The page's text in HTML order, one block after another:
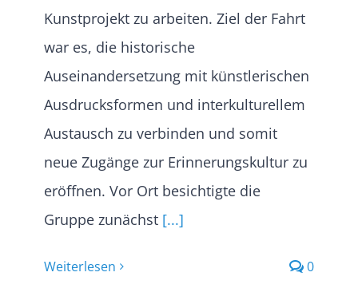
Kunstprojekt zu arbeiten. Ziel der Fahrt
war es, die historische
Auseinandersetzung mit künstlerischen
Ausdrucksformen und interkulturellem
Austausch zu verbinden und somit
neue Zugänge zur Erinnerungskultur zu
eröffnen. Vor Ort besichtigte die
Gruppe zunächst[...]
Weiterlesen 0